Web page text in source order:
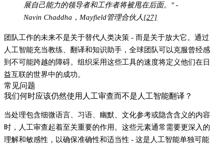
展自己能力的领导者和工作者将被甩在后面。" -
Navin Chaddha，Mayfield管理合伙人 [27]
团队工作的未来不是关于替代人类决策 - 而是关于放大它。通过
人工智能充当教练、翻译和知识助手，全球团队可以克服曾经感
到不可能跨越的障碍。组织采用这些工具的速度将定义他们在日
益互联的世界中的成功。
常见问题
我们何时应该仍然使用人工审查而不是人工智能翻译？
当处理包含细微语言、习语、幽默、文化参考或隐含含义的内容
时，人工审查起着至关重要的作用。这些元素通常需要更深入的
理解和敏感性，以确保准确性和适当性 - 这是人工智能单独可能